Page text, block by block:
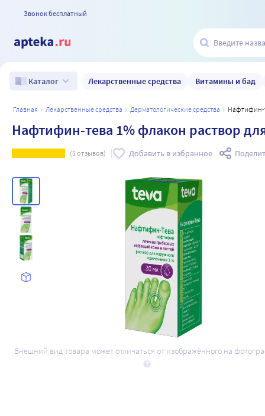
Звонок бесплатный
Каталог Лекарственные средства Витамины и бад
главная лекарственные средства дерматологические средства
Нафтифин-тева 1% флакон раствор
(5отзывов) Добавить в избранное
Внешний вид товара может отличаться от изображённого на